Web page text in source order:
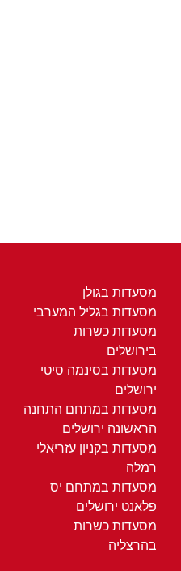
מסעדות בגולן
מסעדות בגליל המערבי
מסעדות כשרות
בירושלים
מסעדות בסינמה סיטי
ירושלים
מסעדות במתחם התחנה
הראשונה ירושלים
מסעדות בקניון עזריאלי
רמלה
מסעדות במתחם יס
פלאנט ירושלים
מסעדות כשרות
בהרצליה